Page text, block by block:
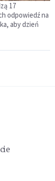
17
odpowiedź na
aby dzień